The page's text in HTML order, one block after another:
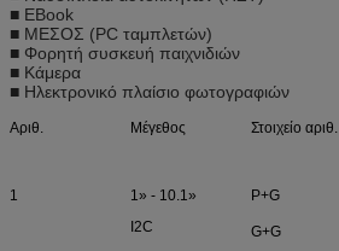
■ EBook
■ ΜΕΣΟΣ (PC ταμπλετών)
■ Φορητή συσκευή παιχνιδιών
■ Κάμερα
■ Ηλεκτρονικό πλαίσιο φωτογραφιών
Αριθ. Μέγεθος Στοιχείο αριθ.
1
1» - 10.1»
I2C
P+G
G+G